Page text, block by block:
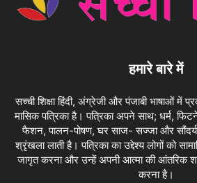
हमारे बारे में
सच्ची शिक्षा हिंदी, अंग्रेजी और पंजाबी भाषाओं में
मासिक पत्रिका है। पत्रिका अपने साथ; धर्म,
फैशन, पालन-पोषण, घर साज- सज्जा और सौंदर्य
श्रृंखला लाती है। पत्रिका का उद्देश्य लोगों को
जागृत करना और उन्हें अपनी आत्मा की आंतरिक
करना है।